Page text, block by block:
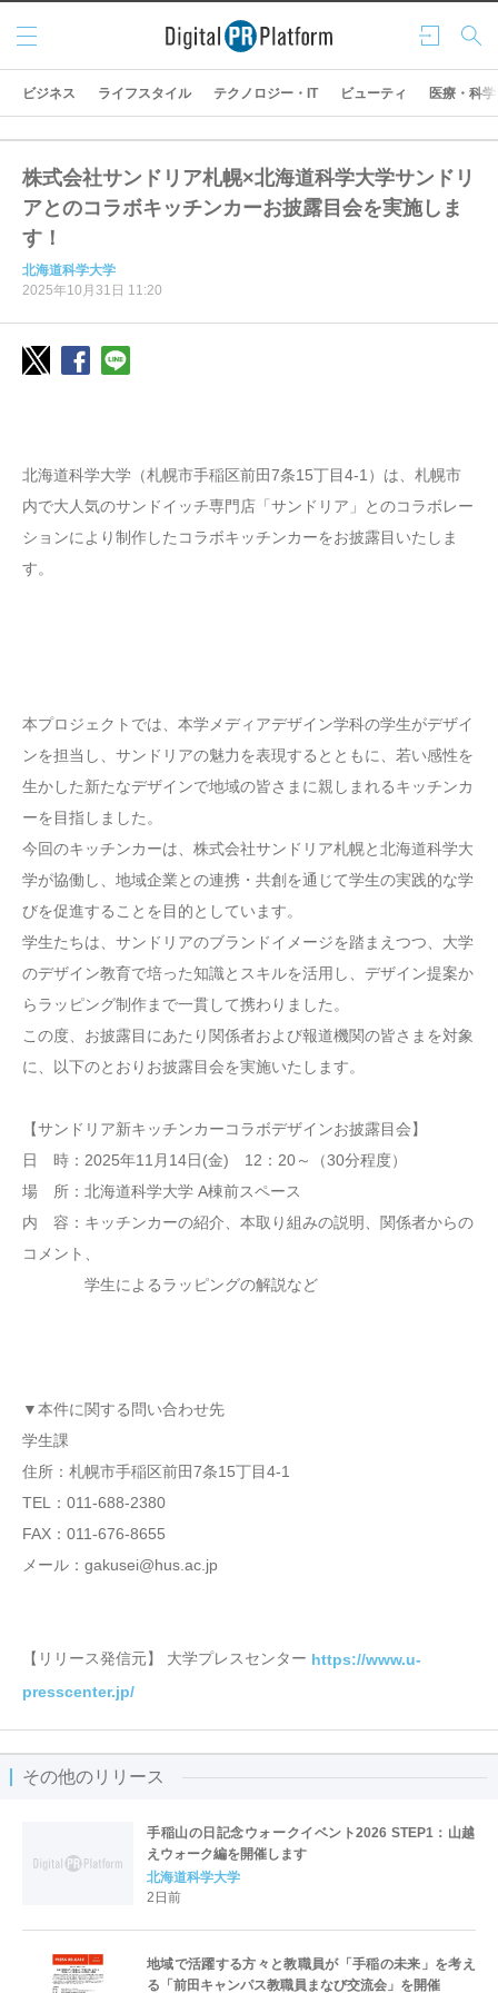
ログ
イン
検索
メニ
ュー
ビジネス ライフスタイル テクノロジー・IT ビューティ 医療・科学
株式会社サンドリア札幌×北海道科学大学サンドリ
アとのコラボキッチンカーお披露目会を実施しま
す！
北海道科学大学
2025年10月31日 11:20
北海道科学大学（札幌市手稲区前田7条15丁目4-1）は、札幌市
内で大人気のサンドイッチ専門店「サンドリア」とのコラボレー
ションにより制作したコラボキッチンカーをお披露目いたしま
す。
本プロジェクトでは、本学メディアデザイン学科の学生がデザイ
ンを担当し、サンドリアの魅力を表現するとともに、若い感性を
生かした新たなデザインで地域の皆さまに親しまれるキッチンカ
ーを目指しました。
今回のキッチンカーは、株式会社サンドリア札幌と北海道科学大
学が協働し、地域企業との連携・共創を通じて学生の実践的な学
びを促進することを目的としています。
学生たちは、サンドリアのブランドイメージを踏まえつつ、大学
のデザイン教育で培った知識とスキルを活用し、デザイン提案か
らラッピング制作まで一貫して携わりました。
この度、お披露目にあたり関係者および報道機関の皆さまを対象
に、以下のとおりお披露目会を実施いたします。
【サンドリア新キッチンカーコラボデザインお披露目会】
日 時：2025年11月14日(金) 12：20～（30分程度）
場 所：北海道科学大学 A棟前スペース
内 容：キッチンカーの紹介、本取り組みの説明、関係者からの
コメント、
学生によるラッピングの解説など
▼本件に関する問い合わせ先
学生課
住所：札幌市手稲区前田7条15丁目4-1
TEL：011-688-2380
FAX：011-676-8655
メール：gakusei@hus.ac.jp
【リリース発信元】 大学プレスセンター https://www.u-
presscenter.jp/
その他のリリース
手稲山の日記念ウォークイベント2026 STEP1：山越
えウォーク編を開催します
北海道科学大学
2日前
地域で活躍する方々と教職員が「手稲の未来」を考え
る「前田キャンパス教職員まなび交流会」を開催